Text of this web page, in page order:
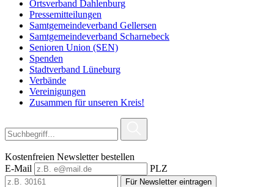
Ortsverband Dahlenburg
Pressemitteilungen
Samtgemeindeverband Gellersen
Samtgemeindeverband Scharnebeck
Senioren Union (SEN)
Spenden
Stadtverband Lüneburg
Verbände
Vereinigungen
Zusammen für unseren Kreis!
Kostenfreien Newsletter bestellen
E-Mail
PLZ
Für Newsletter eintragen